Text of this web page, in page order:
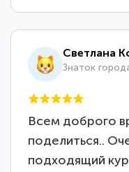
Светлана
Знаток
Всем доброго
поделиться..
подходящий